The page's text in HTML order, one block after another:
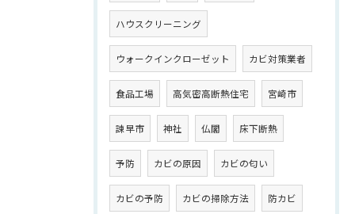
ハウスクリーニング
ウォークインクローゼット カビ対策業者
食品工場 高気密高断熱住宅 宮崎市
諫早市 神社 仏閣 床下断熱
予防 カビの原因 カビの匂い
カビの予防 カビの掃除方法 防カビ